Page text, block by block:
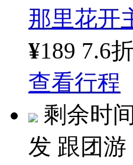
那里花开
¥189 7.6折
查看行程
剩余时
发 跟团游